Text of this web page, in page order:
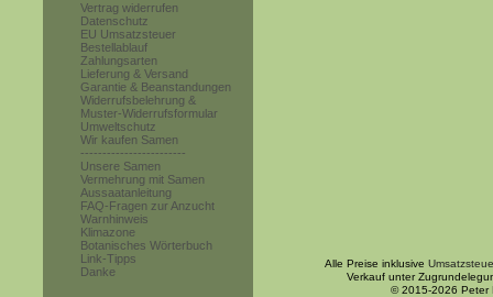
Vertrag widerrufen
Datenschutz
EU Umsatzsteuer
Bestellablauf
Zahlungsarten
Lieferung & Versand
Garantie & Beanstandungen
Widerrufsbelehrung &
Muster-Widerrufsformular
Umweltschutz
Wir kaufen Samen
------------------------
Unsere Samen
Vermehrung mit Samen
Aussaatanleitung
FAQ-Fragen zur Anzucht
Warnhinweis
Klimazone
Botanisches Wörterbuch
Link-Tipps
Danke
Alle Preise inklusive
Verkauf unter
© 2015-2026 Peter